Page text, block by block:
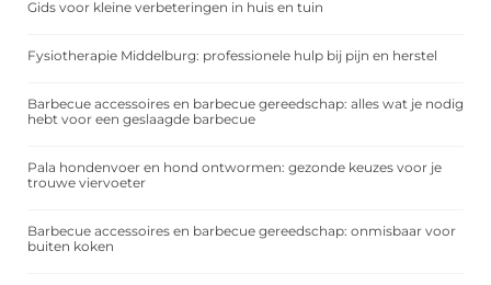
Gids voor kleine verbeteringen in huis en tuin
Fysiotherapie Middelburg: professionele hulp bij pijn en herstel
Barbecue accessoires en barbecue gereedschap: alles wat je nodig
hebt voor een geslaagde barbecue
Pala hondenvoer en hond ontwormen: gezonde keuzes voor je
trouwe viervoeter
Barbecue accessoires en barbecue gereedschap: onmisbaar voor
buiten koken